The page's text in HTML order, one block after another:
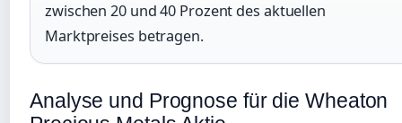
zwischen 20 und 40 Prozent des aktuellen
Marktpreises betragen.
Analyse und Prognose für die Wheaton